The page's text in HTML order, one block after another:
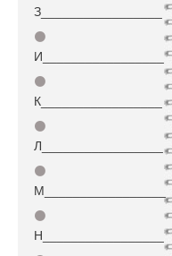
З_________________
⚫
И_________________
⚫
К_________________
⚫
Л_________________
⚫
М_________________
⚫
Н_________________